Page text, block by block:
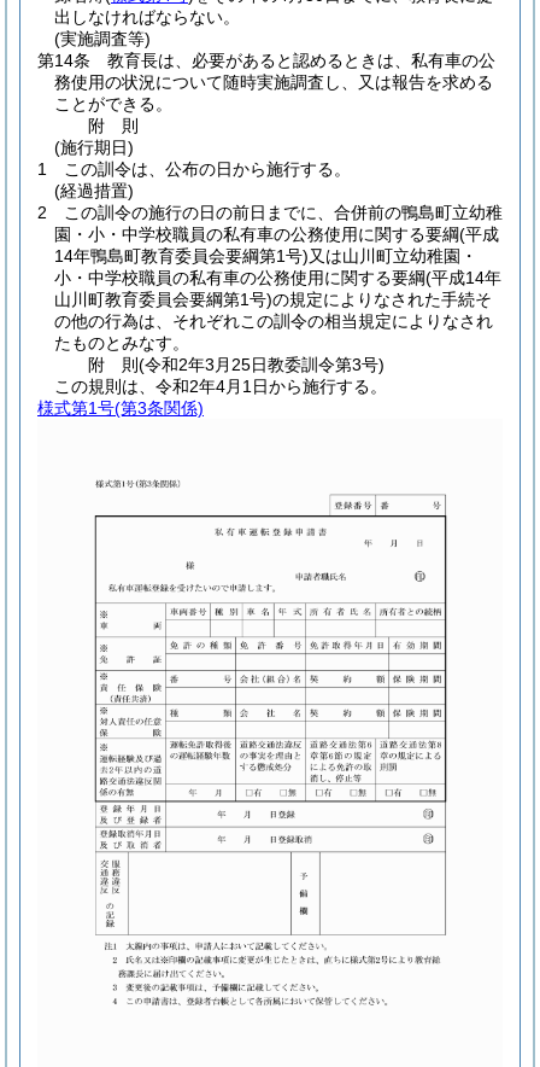
出しなければならない。
(実施調査等)
第14条
教育長は、必要があると認めるときは、私有車の公
務使用の状況について随時実施調査し、又は報告を求める
ことができる。
附 則
(施行期日)
1
この訓令は、公布の日から施行する。
(経過措置)
2
この訓令の施行の日の前日までに、合併前の鴨島町立幼稚
園・小・中学校職員の私有車の公務使用に関する要綱(平成
14年鴨島町教育委員会要綱第1号)又は山川町立幼稚園・
小・中学校職員の私有車の公務使用に関する要綱(平成14年
山川町教育委員会要綱第1号)の規定によりなされた手続そ
の他の行為は、それぞれこの訓令の相当規定によりなされ
たものとみなす。
附 則(令和2年3月25日教委訓令第3号)
この規則は、令和2年4月1日から施行する。
様式第1号(第3条関係)